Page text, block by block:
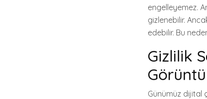
engelleyemez.
gizlenebilir.
edebilir. Bu
Gizlilik
Günümüz dijital